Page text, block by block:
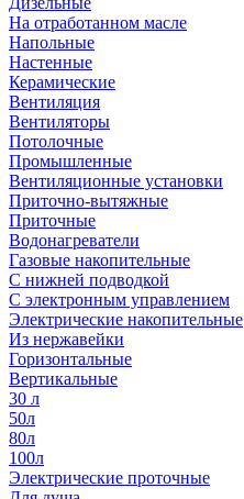
На отработанном масле
Напольные
Настенные
Керамические
Вентиляция
Вентиляторы
Потолочные
Промышленные
Вентиляционные установки
Приточно-вытяжные
Приточные
Водонагреватели
Газовые накопительные
С нижней подводкой
С электронным управлением
Электрические накопительные
Из нержавейки
Горизонтальные
Вертикальные
30 л
50л
80л
100л
Электрические проточные